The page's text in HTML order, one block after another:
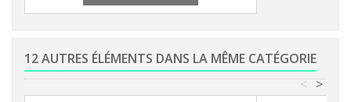
12 AUTRES ÉLÉMENTS DANS LA MÊME CATÉGORIE
>
<